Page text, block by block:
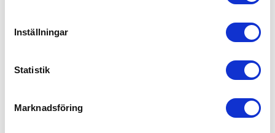
Inställningar
Statistik
Marknadsföring